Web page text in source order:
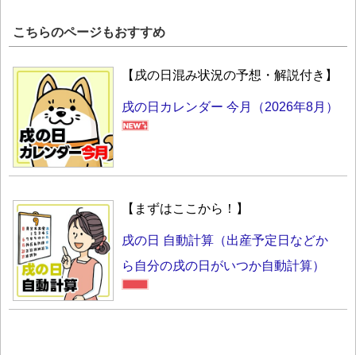
こちらのページもおすすめ
【戌の日混み状況の予想・解説付き】
戌の日カレンダー 今月（2026年8月）
【まずはここから！】
戌の日 自動計算（出産予定日などか
ら自分の戌の日がいつか自動計算）